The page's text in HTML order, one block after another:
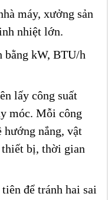
máy, xưởng sản
nhiệt lớn.
kW, BTU/h
lấy công suất
móc. Mỗi công
hướng nắng, vật
bị, thời gian
để tránh hai sai